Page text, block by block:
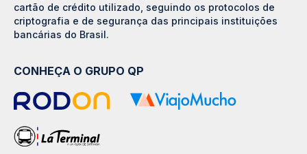
cartão de crédito utilizado, seguindo os protocolos de
criptografia e de segurança das principais instituições
bancárias do Brasil.
CONHEÇA O GRUPO QP